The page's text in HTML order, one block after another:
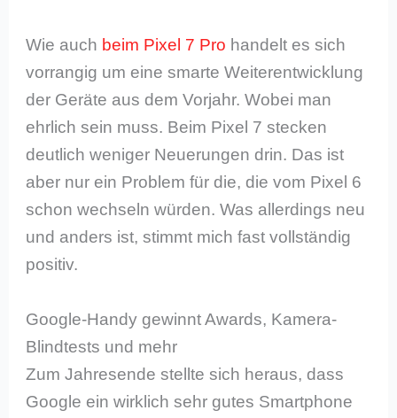
Wie auch beim Pixel 7 Pro handelt es sich
vorrangig um eine smarte Weiterentwicklung
der Geräte aus dem Vorjahr. Wobei man
ehrlich sein muss. Beim Pixel 7 stecken
deutlich weniger Neuerungen drin. Das ist
aber nur ein Problem für die, die vom Pixel 6
schon wechseln würden. Was allerdings neu
und anders ist, stimmt mich fast vollständig
positiv.
Google-Handy gewinnt Awards, Kamera-
Blindtests und mehr
Zum Jahresende stellte sich heraus, dass
Google ein wirklich sehr gutes Smartphone